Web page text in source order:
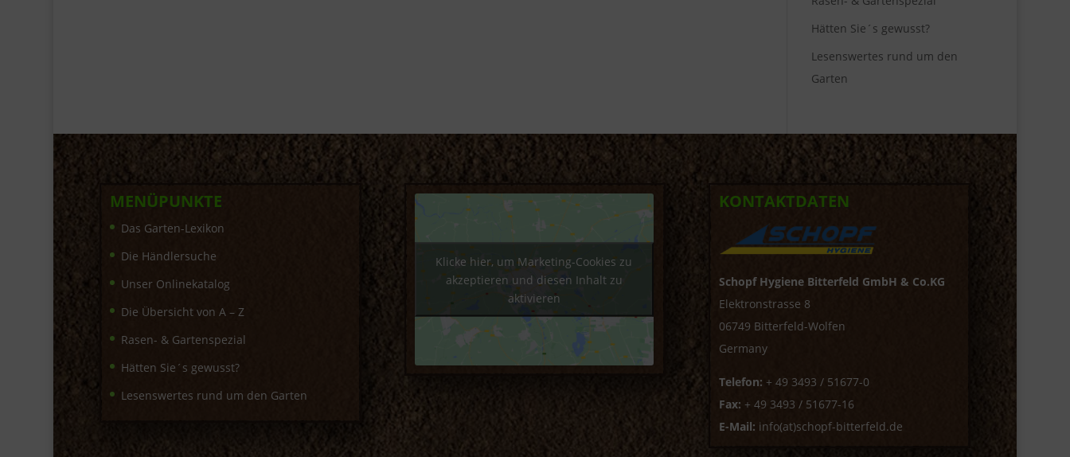
Hätten Sie´s gewusst?
Lesenswertes rund um den
Garten
MENÜPUNKTE
Das Garten-Lexikon
Die Händlersuche
Unser Onlinekatalog
Die Übersicht von A – Z
Rasen- & Gartenspezial
Hätten Sie´s gewusst?
Lesenswertes rund um den Garten
Klicke hier, um Marketing-Cookies zu
akzeptieren und diesen Inhalt zu
aktivieren
KONTAKTDATEN
Schopf Hygiene Bitterfeld GmbH & Co.KG
Elektronstrasse 8
06749 Bitterfeld-Wolfen
Germany
Telefon: + 49 3493 / 51677-0
Fax: + 49 3493 / 51677-16
E-Mail: info(at)schopf-bitterfeld.de